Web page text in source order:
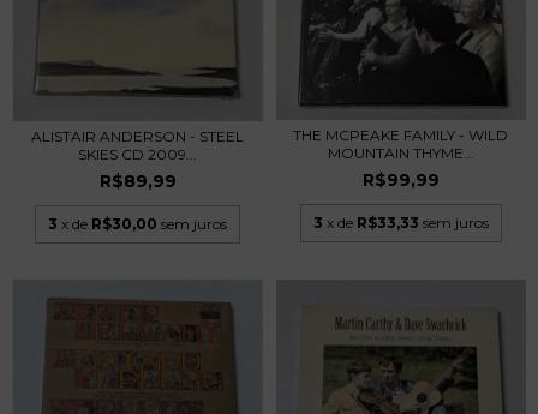
ALISTAIR ANDERSON - STEEL
SKIES CD 2009...
R$89,99
3 x de R$30,00 sem juros
THE MCPEAKE FAMILY - WILD
MOUNTAIN THYME...
R$99,99
3 x de R$33,33 sem juros